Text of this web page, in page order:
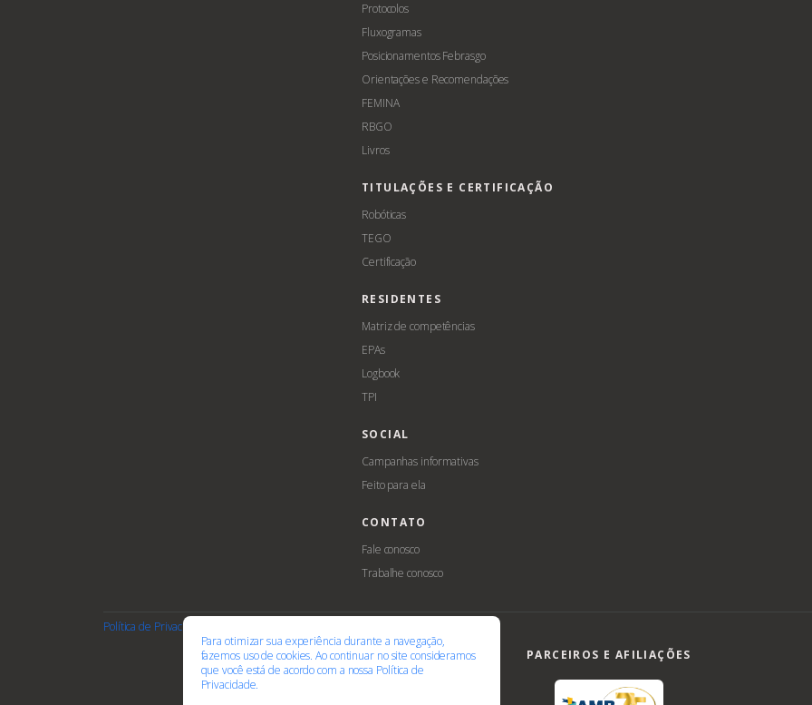
Protocolos
Fluxogramas
Posicionamentos Febrasgo
Orientações e Recomendações
FEMINA
RBGO
Livros
TITULAÇÕES E CERTIFICAÇÃO
Robóticas
TEGO
Certificação
RESIDENTES
Matriz de competências
EPAs
Logbook
TPI
SOCIAL
Campanhas informativas
Feito para ela
CONTATO
Fale conosco
Trabalhe conosco
Política de Privacidade
PARCEIROS E AFILIAÇÕES
Para otimizar sua experiência durante a navegação,
fazemos uso de cookies. Ao continuar no site consideramos
que você está de acordo com a nossa Política de
Privacidade.